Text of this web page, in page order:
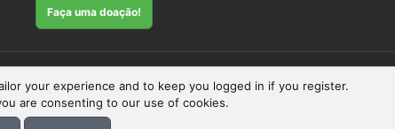
Faça uma doação!
Termos e regras
your experience and to keep you logged in if you register.
are consenting to our use of cookies.